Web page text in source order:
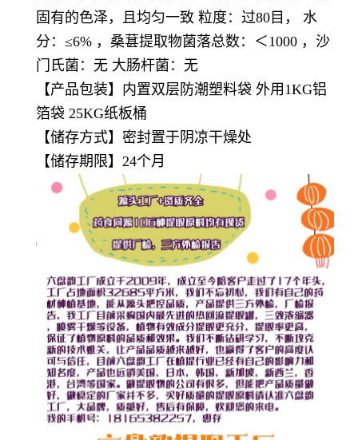
固有的色泽，且均匀一致 粒度：过80目， 水
分：≤6% ，桑葚提取物菌落总数：＜1000 ，沙
门氏菌：无 大肠杆菌：无
【产品包装】内置双层防潮塑料袋 外用1KG铝
箔袋 25KG纸板桶
【储存方式】密封置于阴凉干燥处
【储存期限】24个月